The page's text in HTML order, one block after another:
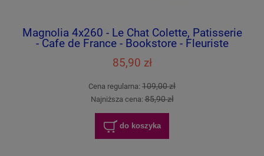
Magnolia 4x260 - Le Chat Colette, Patisserie
- Cafe de France - Bookstore - Fleuriste
85,90 zł
Cena regularna: 109,00 zł
Najniższa cena:85,90 zł
do koszyka